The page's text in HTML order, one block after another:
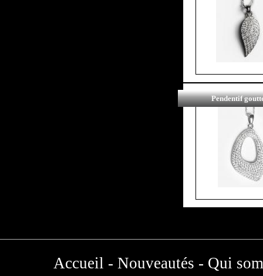
Pendentif
Accueil - Nouveautés - Qui